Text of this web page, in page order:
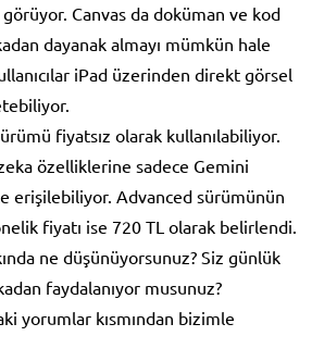
Canvas da doküman ve kod
dayanak almayı mümkün hale
iPad üzerinden direkt görsel
fiyatsız olarak kullanılabiliyor.
özelliklerine sadece Gemini
erişilebiliyor. Advanced sürümünün
fiyatı ise 720 TL olarak belirlendi.
ne düşünüyorsunuz? Siz günlük
faydalanıyor musunuz?
yorumlar kısmından bizimle